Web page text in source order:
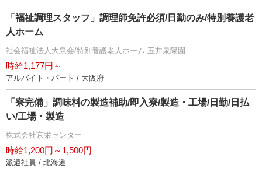
「福祉調理スタッフ」調理師免許必須/日勤のみ/特別養護老
人ホーム
社会福祉法人大泉会/特別養護老人ホーム 玉井泉陽園
時給1,177円～
アルバイト・パート / 大阪府
「寮完備」調味料の製造補助/即入寮/製造・工場/日勤/日払
い/工場・製造
株式会社京栄センター
時給1,200円～1,500円
派遣社員 / 北海道